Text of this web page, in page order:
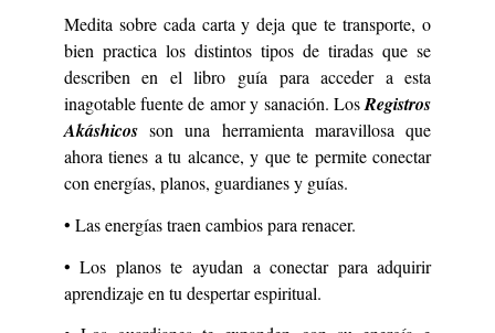
Medita sobre cada carta y deja que te transporte, o
bien practica los distintos tipos de tiradas que se
describen en el libro guía para acceder a esta
inagotable fuente de amor y sanación. LosRegistros
Akáshicosson una herramienta maravillosa que
ahora tienes a tu alcance, y que te permite conectar
con energías, planos, guardianes y guías.
• Las energías traen cambios para renacer.
• Los planos te ayudan a conectar para adquirir
aprendizaje en tu despertar espiritual.